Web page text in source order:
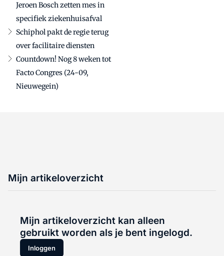
Jeroen Bosch zetten mes in
specifiek ziekenhuisafval
Schiphol pakt de regie terug
over facilitaire diensten
Countdown! Nog 8 weken tot
Facto Congres (24-09,
Nieuwegein)
Mijn artikeloverzicht
Mijn artikeloverzicht kan alleen
gebruikt worden als je bent ingelogd.
Inloggen